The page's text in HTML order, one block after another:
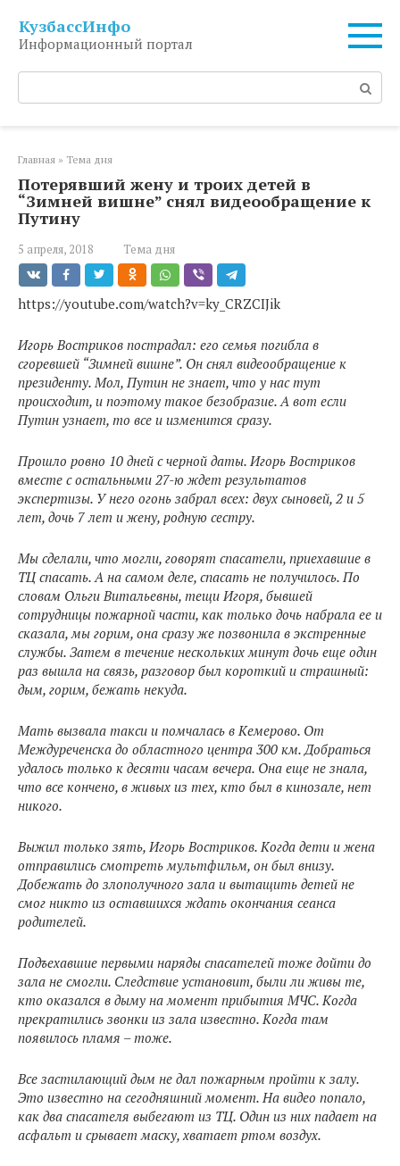
контенту
КузбассИнфо
Информационный портал
Поиск:
Главная » Тема дня
Потерявший жену и троих детей в
“Зимней вишне” снял видеообращение к
Путину
5 апреля, 2018 Тема дня
https://youtube.com/watch?v=ky_CRZCIJik
Игорь Востриков пострадал: его семья погибла в
сгоревшей “Зимней вишне”. Он снял видеообращение к
президенту. Мол, Путин не знает, что у нас тут
происходит, и поэтому такое безобразие. А вот если
Путин узнает, то все и изменится сразу.
Прошло ровно 10 дней с черной даты. Игорь Востриков
вместе с остальными 27-ю ждет результатов
экспертизы. У него огонь забрал всех: двух сыновей, 2 и 5
лет, дочь 7 лет и жену, родную сестру.
Мы сделали, что могли, говорят спасатели, приехавшие в
ТЦ спасать. А на самом деле, спасать не получилось. По
словам Ольги Витальевны, тещи Игоря, бывшей
сотрудницы пожарной части, как только дочь набрала ее и
сказала, мы горим, она сразу же позвонила в экстренные
службы. Затем в течение нескольких минут дочь еще один
раз вышла на связь, разговор был короткий и страшный:
дым, горим, бежать некуда.
Мать вызвала такси и помчалась в Кемерово. От
Междуреченска до областного центра 300 км. Добраться
удалось только к десяти часам вечера. Она еще не знала,
что все кончено, в живых из тех, кто был в кинозале, нет
никого.
Выжил только зять, Игорь Востриков. Когда дети и жена
отправились смотреть мультфильм, он был внизу.
Добежать до злополучного зала и вытащить детей не
смог никто из оставшихся ждать окончания сеанса
родителей.
Подъехавшие первыми наряды спасателей тоже дойти до
зала не смогли. Следствие установит, были ли живы те,
кто оказался в дыму на момент прибытия МЧС. Когда
прекратились звонки из зала известно. Когда там
появилось пламя – тоже.
Все застилающий дым не дал пожарным пройти к залу.
Это известно на сегодняшний момент. На видео попало,
как два спасателя выбегают из ТЦ. Один из них падает на
асфальт и срывает маску, хватает ртом воздух.